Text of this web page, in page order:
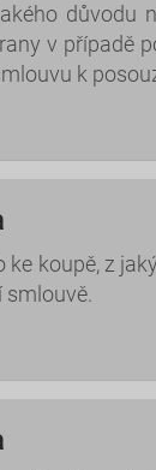
důvodu
v případě
k
ke koupě, z
smlouvě.